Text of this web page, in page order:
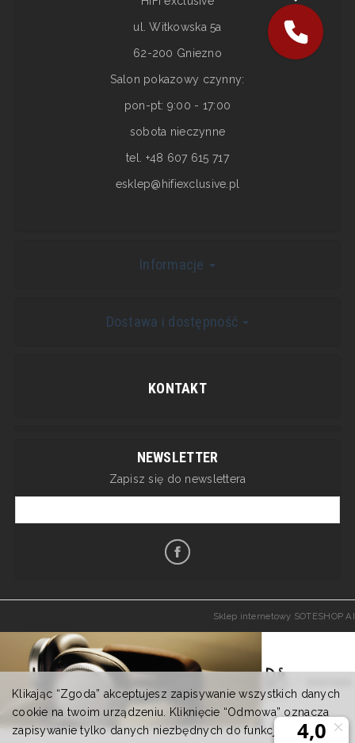
ul. Witkowska 5a
62-200 Gniezno
Salon pokazowy czynny:
pon-pt: 9:00 - 17:00
sobota nieczynne
tel. +48 607 615 717
esklep@hifiexclusive.pl
Informacje
Dostawa i dostępność
KONTAKT
NEWSLETTER
Zapisz się do newslettera
Sklep internetowy SOTESHOP AI
Klikając “Zgoda” akceptujesz zapisywanie wszystkich danych
cookie na twoim urządzeniu. Kliknięcie “Odmowa” oznacza
zapisywanie tylko danych niezbędnych do funkcjonowania